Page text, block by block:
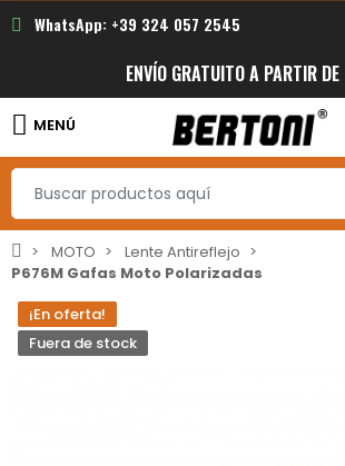
WhatsApp: +39 324 057 2545
ENVÍO GRATUITO A PARTIR
MENÚ
MOTO
Lente Antireflejo
P676M Gafas Moto Polarizadas
¡En oferta!
Fuera de stock